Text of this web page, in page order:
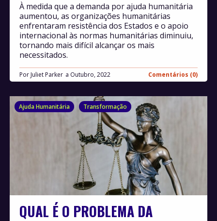
Por Juliet Parker Outubro, 2022 Comentários (0)
À medida que a demanda por ajuda humanitária
aumentou, as organizações humanitárias
enfrentaram resistência dos Estados e o apoio
internacional às normas humanitárias diminuiu,
tornando mais difícil alcançar os mais
necessitados.
Ajuda Humanitária Transformação
QUAL É O PROBLEMA DA